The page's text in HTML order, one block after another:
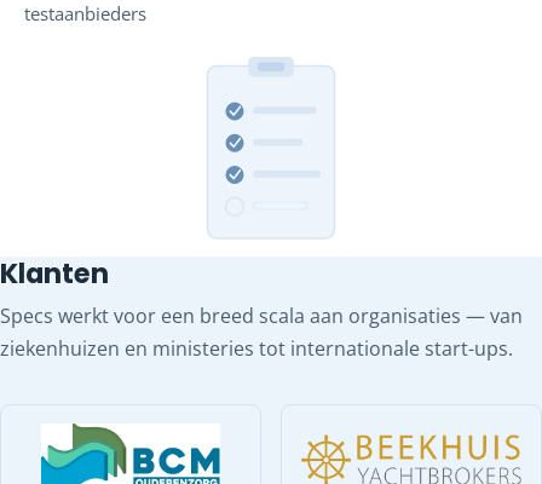
testaanbieders
Klanten
Specs werkt voor een breed scala aan organisaties — van
ziekenhuizen en ministeries tot internationale start-ups.